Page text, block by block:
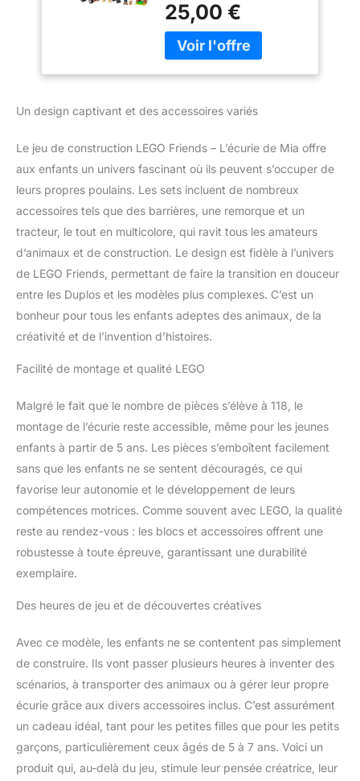
que votre enfant puisse
rapidement construire et
jouer à d'innombrables
figurine Mia, plus 2
une figurine de lapin Cet
ensemble de jeu LEGO
Friends aidera votre
but des étapes de
construction et à
développer sa confiance
pour le démarrage parfait
de la construction de
briques LEGO Les
accessoires pour ce
cheval et l'écurie
brosse, une pelle, une
carotte, du foin et une
pomme Ce jouet LEGO
de gamme et écurie peut
être construit avec tous
les autres ensembles
LEGO originaux et
briques LEGO pour la
25,00 €
Un design captivant et des accessoires variés
Le jeu de construction LEGO Friends – L’écurie de Mia offre
aux enfants un univers fascinant où ils peuvent s’occuper de
leurs propres poulains. Les sets incluent de nombreux
accessoires tels que des barrières, une remorque et un
tracteur, le tout en multicolore, qui ravit tous les amateurs
d’animaux et de construction. Le design est fidèle à l’univers
de LEGO Friends, permettant de faire la transition en douceur
entre les Duplos et les modèles plus complexes. C’est un
bonheur pour tous les enfants adeptes des animaux, de la
créativité et de l’invention d’histoires.
Facilité de montage et qualité LEGO
Malgré le fait que le nombre de pièces s’élève à 118, le
montage de l’écurie reste accessible, même pour les jeunes
enfants à partir de 5 ans. Les pièces s’emboîtent facilement
sans que les enfants ne se sentent découragés, ce qui
favorise leur autonomie et le développement de leurs
compétences motrices. Comme souvent avec LEGO, la qualité
reste au rendez-vous : les blocs et accessoires offrent une
robustesse à toute épreuve, garantissant une durabilité
exemplaire.
Des heures de jeu et de découvertes créatives
Avec ce modèle, les enfants ne se contentent pas simplement
de construire. Ils vont passer plusieurs heures à inventer des
scénarios, à transporter des animaux ou à gérer leur propre
écurie grâce aux divers accessoires inclus. C’est assurément
un cadeau idéal, tant pour les petites filles que pour les petits
garçons, particulièrement ceux âgés de 5 à 7 ans. Voici un
produit qui, au-delà du jeu, stimule leur pensée créatrice, leur